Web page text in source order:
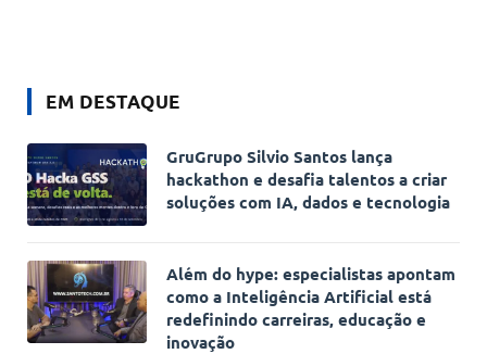
EM DESTAQUE
GruGrupo Silvio Santos lança
hackathon e desafia talentos a criar
soluções com IA, dados e tecnologia
Além do hype: especialistas apontam
como a Inteligência Artificial está
redefinindo carreiras, educação e
inovação